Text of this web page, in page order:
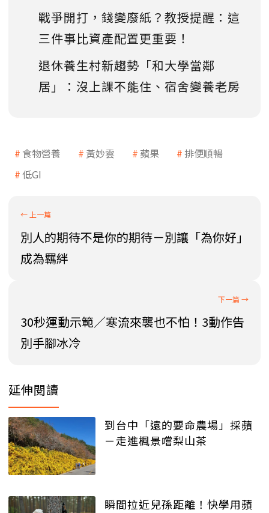
戰爭開打，錢變廢紙？教授提醒：這
三件事比資產配置更重要！
退休養生村新趨勢「和大學當鄰
居」：沒上課不能住、宿舍變養老房
食物營養 黃妙雲 蘋果
排便順暢
低GI
別人的期待不是你的期待－別讓「為你好」
成為羈絆
30秒運動示範／寒流來襲也不怕！3動作告
別手腳冰冷
延伸閱讀
到台中「遠的要命農場」採蘋
－走進楓景嚐梨山茶
瞬間拉近兒孫距離！快學用蘋